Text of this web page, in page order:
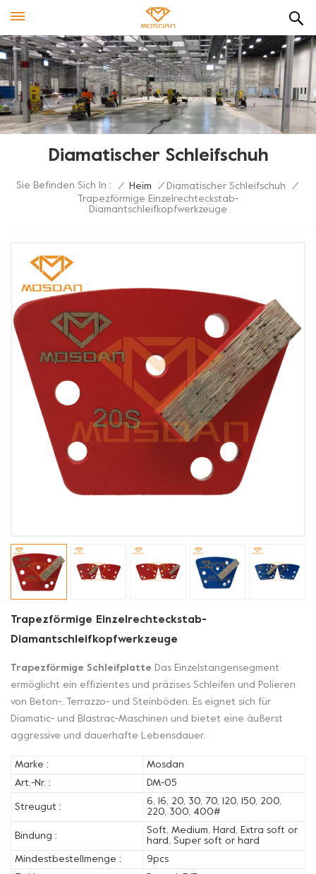
Diamatischer Schleifschuh
Sie Befinden Sich In : / Heim / Diamatischer Schleifschuh
/
Trapezförmige Einzelrechteckstab-
Diamantschleifkopfwerkzeuge
Trapezförmige Einzelrechteckstab-
Diamantschleifkopfwerkzeuge
Trapezförmige Schleifplatte Das Einzelstangensegment
ermöglicht ein effizientes und präzises Schleifen und Polieren
von Beton-, Terrazzo- und Steinböden. Es eignet sich für
Diamatic- und Blastrac-Maschinen und bietet eine äußerst
aggressive und dauerhafte Lebensdauer.
Marke :
Mosdan
Art.-Nr. :
DM-05
Streugut :
6, 16, 20, 30, 70, 120, 150, 200,
220, 300, 400#
Bindung :
Soft, Medium, Hard, Extra soft or
hard, Super soft or hard
Mindestbestellmenge :
9pcs